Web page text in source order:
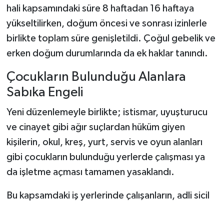
hali kapsamındaki süre 8 haftadan 16 haftaya
yükseltilirken, doğum öncesi ve sonrası izinlerle
birlikte toplam süre genişletildi. Çoğul gebelik ve
erken doğum durumlarında da ek haklar tanındı.
Çocukların Bulunduğu Alanlara
Sabıka Engeli
Yeni düzenlemeyle birlikte; istismar, uyuşturucu
ve cinayet gibi ağır suçlardan hüküm giyen
kişilerin, okul, kreş, yurt, servis ve oyun alanları
gibi çocukların bulunduğu yerlerde çalışması ya
da işletme açması tamamen yasaklandı.
Bu kapsamdaki iş yerlerinde çalışanların, adli sicil